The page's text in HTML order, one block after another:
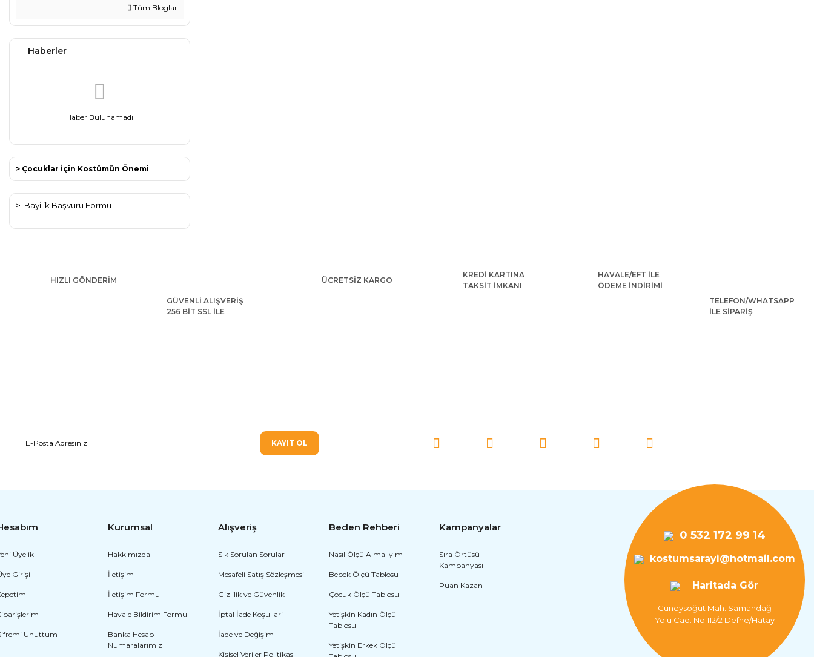
Tüm Bloglar
Haberler
Haber Bulunamadı
> Çocuklar İçin Kostümün Önemi
> Bayilik Başvuru Formu
HIZLI GÖNDERİM
GÜVENLİ ALIŞVERİŞ
256 BİT SSL İLE
ÜCRETSİZ KARGO
KREDİ KARTINA
TAKSİT İMKANI
HAVALE/EFT İLE
ÖDEME İNDİRİMİ
TELEFON/WHATSAPP
İLE SİPARİŞ
KAYIT OL
Üyelik
Girişi
Unuttum
Kurumsal
Hakkımızda
İletişim
İletişim Formu
Havale Bildirim Formu
Banka Hesap
Numaralarımız
Alışveriş
Sık Sorulan Sorular
Mesafeli Satış Sözleşmesi
Gizlilik ve Güvenlik
İptal İade Koşullari
İade ve Değişim
Kişisel Veriler Politikası
Beden Rehberi
Nasıl Ölçü Almalıyım
Bebek Ölçü Tablosu
Çocuk Ölçü Tablosu
Yetişkin Kadın Ölçü
Tablosu
Yetişkin Erkek Ölçü
Kampanyalar
Sıra Örtüsü
Kampanyası
Puan Kazan
0 532 172 99 14
kostumsarayi@hotmail.com
Haritada Gör
Güneysöğüt Mah. Samandağ
Yolu Cad. No:112/2 Defne/Hatay